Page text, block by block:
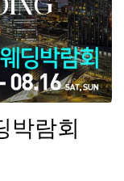
박람회